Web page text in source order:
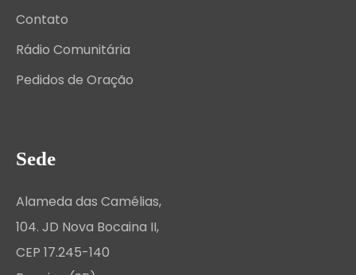
Contato
Rádio Comunitária
Pedidos de Oração
Sede
Alameda das Camélias,
104. JD Nova Bocaina II,
CEP 17.245-140